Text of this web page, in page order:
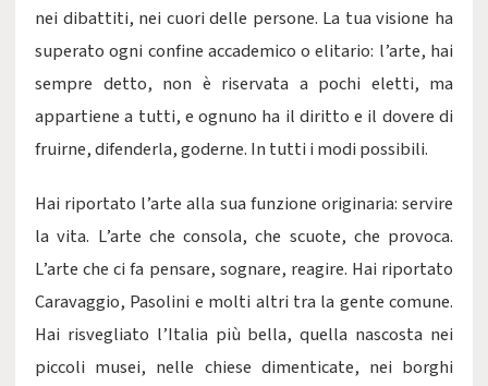
nei dibattiti, nei cuori delle persone. La tua visione ha
superato ogni confine accademico o elitario: l’arte, hai
sempre detto, non è riservata a pochi eletti, ma
appartiene a tutti, e ognuno ha il diritto e il dovere di
fruirne, difenderla, goderne. In tutti i modi possibili.
Hai riportato l’arte alla sua funzione originaria: servire
la vita. L’arte che consola, che scuote, che provoca.
L’arte che ci fa pensare, sognare, reagire. Hai riportato
Caravaggio, Pasolini e molti altri tra la gente comune.
Hai risvegliato l’Italia più bella, quella nascosta nei
piccoli musei, nelle chiese dimenticate, nei borghi